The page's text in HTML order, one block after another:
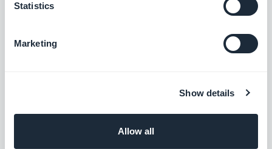
Statistics
Marketing
Show details
Allow all
Adicione funcionalidades de mensagens
Boost your sales and conversion rates